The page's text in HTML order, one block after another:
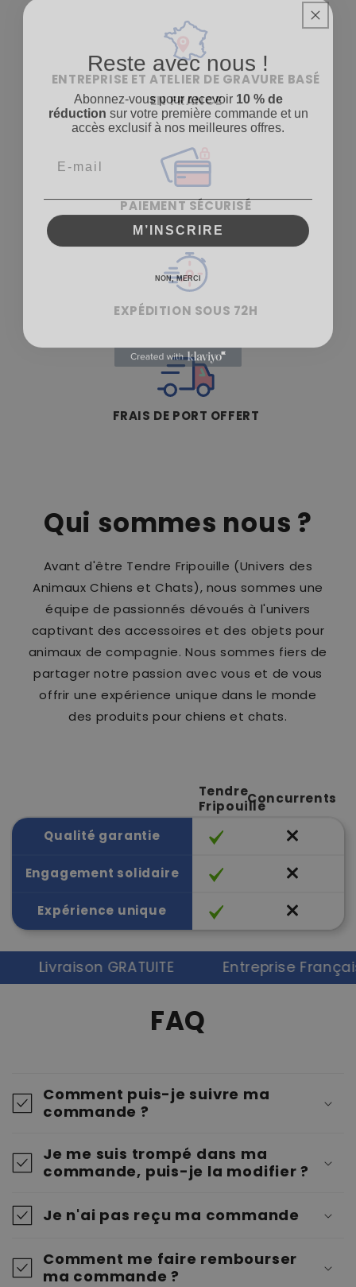
ENTREPRISE ET ATELIER DE GRAVURE BASÉ
EN FRANCE
PAIEMENT SÉCURISÉ
EXPÉDITION SOUS 72H
FRAIS DE PORT OFFERT
Qui sommes nous ?
Avant d'être Tendre Fripouille (Univers des
Animaux Chiens et Chats), nous sommes une
équipe de passionnés dévoués à l'univers
captivant des accessoires et des objets pour
animaux de compagnie. Nous sommes fiers de
partager notre passion avec vous et de vous
offrir une expérience unique dans le monde
des produits pour chiens et chats.
Tendre
FripouilleConcurrents
Qualité garantie
Engagement solidaire
Expérience unique
GRATUITE Entreprise Française
FAQ
Comment puis-je suivre ma
commande ?
Je me suis trompé dans ma
commande, puis-je la modifier ?
Je n'ai pas reçu ma commande
Comment me faire rembourser
ma commande ?
Reste avec nous !
Abonnez-vous pour recevoir10 % de
réductionsur votre première commande et un
accès exclusif à nos meilleures offres.
M’INSCRIRE
NON, MERCI